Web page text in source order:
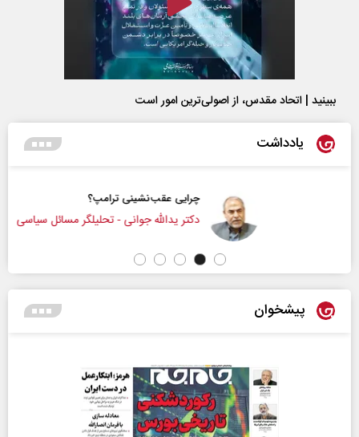
ببینید | اتحاد مقدس، از اصولی‌ترین امور است
یادداشت
چرایی عقب‌نشینی ترامپ؟
دکتر یدالله جوانی - تحلیلگر مسائل سیاسی
پیشخوان